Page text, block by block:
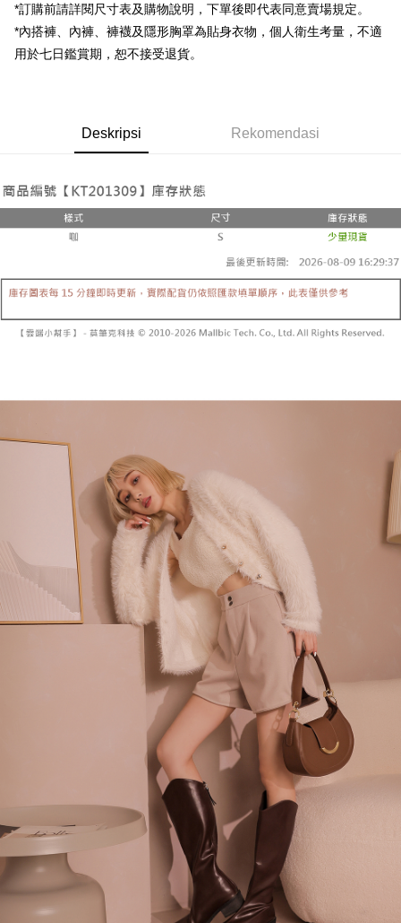
Google Pay
OP Pay Later
Deskripsi
pengguna Taiwan Mobile tanpa memerlukan permohonan tambahan.
Later selepas pesanan dibuat. Anda perlu mengesahkan nombor telefon
mudah alih anda, memilih bilangan ansuran, dan menetapkan tarikh
akhir pembayaran. Transaksi akan dianggap selesai setelah pembayaran
Had kredit yang diluluskan, tempoh ansuran yang tersedia, dan yuran
yang dikenakan adalah tertakluk kepada maklumat yang dinyatakan
Jika transaksi tidak disahkan dalam masa 30 minit selepas pesanan
[Arahan Pembayaran]
Pembayaran ansuran melalui OP Pay Later akan dibilkan secara
berasingan dan tidak termasuk dalam bil telekom anda. SMS peringatan
pembayaran akan dihantar selepas kitaran bil bulanan.
Selepas mengakses bil melalui pautan dalam SMS, anda boleh
menyelesaikan pembayaran anda melalui salah satu saluran berikut: kod
bar kedai serbaneka, kedai runcit Taiwan Mobile, pemindahan bank,
JKOPay, atau iPASS MONEY.
[Nota Penting]
Perkhidmatan ini disediakan oleh Taiwan Mobile Co., Ltd. (“Syarikat”),
yang membolehkan pelanggan membeli barangan atau perkhidmatan
melalui perkhidmatan ini pada masa transaksi. Hasil daripada pembelian
atau pembayaran ansuran akan dipindahkan oleh peniaga kepada
Syarikat, dan pelanggan hendaklah membuat pembayaran mengikut
perjanjian menggunakan sistem bil Syarikat.
Untuk memenuhi hubungan kontrak yang terjalin melalui persetujuan
penggunaan OP Pay Later, peniaga akan memberikan maklumat peribadi
anda (termasuk nama, nombor telefon, atau alamat) kepada Syarikat bagi
tujuan pengumpulan, pemprosesan dan penggunaan data yang
diperlukan untuk pengebilan ansuran, termasuk pengesahan,
pengesahan semula dan pembetulan.
Untuk terma perkhidmatan penuh, sila rujuk pautan berikut:
https://oppay.tw/userRule
" target="_blank" class="link revert-
style">https://oppay.tw/userRule
Pertama, Mengenai Perkhidmatan AFTEE Beli Sekarang Bayar Kemudian
1. Dengan memilih AFTEE sebagai kaedah pembayaran, mesej
2. Anda boleh meneruskan pembayaran selepas pengesahan SMS.
dihantar ke alamat yang ditetapkan.
4. Setelah pesanan disahkan, anda akan menerima SMS pembayaran
pembayaran di empat kedai serbaneka utama, ATM atau perbankan
dalam talian dengan SMS pembayaran atau pemberitahuan tolak aplikasi
AFTEE.
dan mendaftar sebagai ahli AFTEE boleh menikmati tempoh pembayaran
Tempoh pembayaran dikira dari masa kedai meminta pembayaran anda,
ditambah dengan bilangan hari yang boleh dilanjutkan oleh AFTEE. Anda
boleh melanjutkan tempoh pembayaran anda sebelum anda menerima
pesanan. Walau bagaimanapun, tiada jaminan bahawa anda boleh
menerima pesanan anda semasa tempoh pembayaran (cth.: produk
prapesanan atau produk yang mungkin mengambil masa yang lebih
lama untuk dihantar). Oleh itu, anda dikehendaki membuat pembayaran
kepada AFTEE dalam tempoh sama ada anda menerima pesanan.
Kedua, Sekatan Pembayaran
1. Jumlah yang diperakui untuk pengguna kali pertama boleh sehingga
NT$10,000. Amaun diperakui sebenar yang diluluskan akan berdasarkan
keputusan pensijilan dan semakan oleh AFTEE.
2. Amaun perbelanjaan minimum mestilah lebih besar daripada NT$20.
3. Pada masa ini hanya tersedia untuk ahli Taiwan.
Ketiga, Syarat Perkhidmatan
Perkhidmatan AFTEE Beli Sekarang Bayar Kemudian disediakan oleh NP
Taiwan, Inc. dan AFTEE akan membuat bil kepada pengguna. AFTEE
akan menggunakan data peribadi yang dikumpul (termasuk nama
pembeli, no. telefon, nama penerima, no. telefon, alamat penerima) untuk
penggunaan perkhidmatan. Sila rujuk kepada "Penyata Pengumpulan
Data Peribadi, Pemprosesan, Penggunaan"
(https://aftee.tw/privacypolicy/
) untuk maklumat lanjut.
Jumlah yang diperakui untuk pengguna kali pertama yang lulus
kelulusan boleh sehingga NT$10,000. Jika pengguna tidak membuat
pembayaran dalam tempoh tersebut, yuran pembayaran lewat sebanyak
20% setahun akan dikenakan. Pengguna bawah umur dikehendaki
mendapatkan kebenaran daripada ibu bapa atau penjaga yang sah
Pemindahan ATM
Pilihan Penghantaran
全家取貨付款
付款後全家取貨
NT$60/pesanan | Penghantaran percuma untuk pesanan
已關閉，請勿下單(付取)
NT$10,000/pesanan
7-11取貨付款
NT$60/pesanan | Penghantaran percuma untuk pesanan
NT$1,800 atau lebih
付款後7-11取貨
NT$60/pesanan | Penghantaran percuma untuk pesanan
NT$1,600 atau lebih
NT$100/pesanan | Penghantaran percuma untuk pesanan
Kadar Penghantaran
*訂購前請詳閱尺寸表及購物說明，下單後即代表同意賣場規定。
*內搭褲、內褲、褲襪及隱形胸罩為貼身衣物，個人衛生考量，不適
用於七日鑑賞期，恕不接受退貨。
Deskripsi Rekomendasi